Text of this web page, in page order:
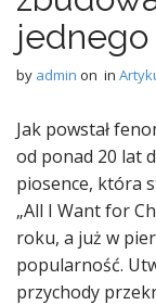
jednego
by admin on in
Jak powstał
od ponad 20 lat
piosence, która
„All I Want for
roku, a już w
popularność.
przychody